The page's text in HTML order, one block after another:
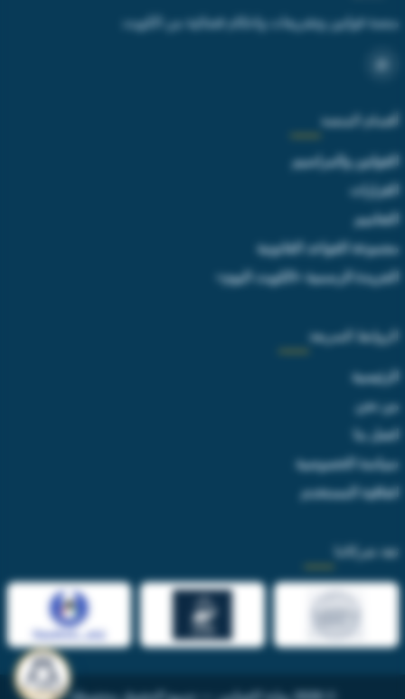
منصة قوانين وتشريعات واحكام قضائية من الكويت
أقسام المنصة
القوانين والمراسيم
القرارات
التعاميم
مجموعة القواعد القانونية
الجريدة الرسمية «الكويت اليوم»
الروابط السريعة
الرئيسية
من نحن
اتصل بنا
سياسة الخصوصية
اتفاقية المستخدم
ثقة شركائنا